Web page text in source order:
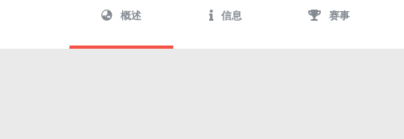
概述 信息 赛事